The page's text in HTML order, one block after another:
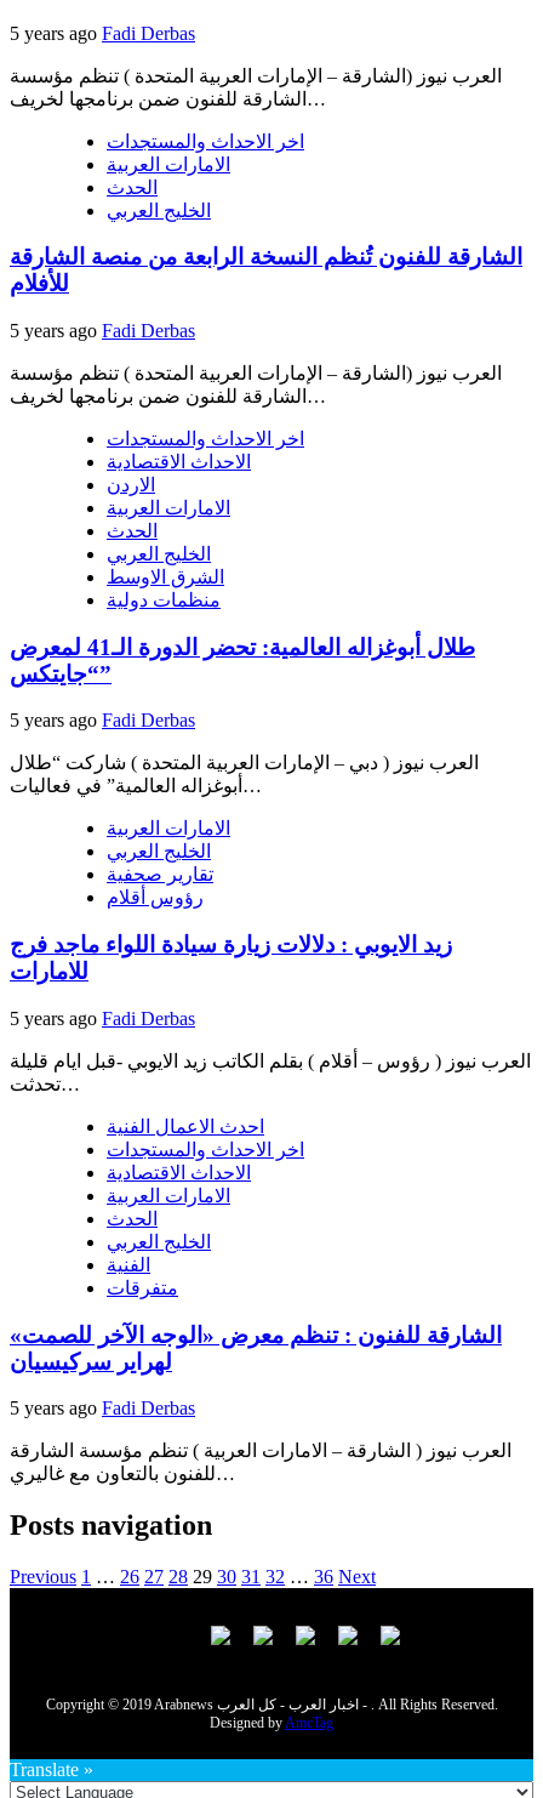
5 years ago Fadi Derbas
العرب نيوز (الشارقة – الإمارات العربية المتحدة ) تنظم مؤسسة
الشارقة للفنون ضمن برنامجها لخريف…
اخر الاحداث والمستجدات
الامارات العربية
الحدث
الخليج العربي
الشارقة للفنون تُنظم النسخة الرابعة من منصة الشارقة
للأفلام
5 years ago Fadi Derbas
العرب نيوز (الشارقة – الإمارات العربية المتحدة ) تنظم مؤسسة
الشارقة للفنون ضمن برنامجها لخريف…
اخر الاحداث والمستجدات
الاحداث الاقتصادية
الاردن
الامارات العربية
الحدث
الخليج العربي
الشرق الاوسط
منظمات دولية
طلال أبوغزاله العالمية: تحضر الدورة الـ41 لمعرض
“جايتكس”
5 years ago Fadi Derbas
العرب نيوز ( دبي – الإمارات العربية المتحدة ) شاركت “طلال
أبوغزاله العالمية” في فعاليات…
الامارات العربية
الخليج العربي
تقارير صحفية
رؤوس أقلام
زيد الايوبي : دلالات زيارة سيادة اللواء ماجد فرج
للامارات
5 years ago Fadi Derbas
العرب نيوز ( رؤوس – أقلام ) بقلم الكاتب زيد الايوبي -قبل ايام قليلة
تحدثت…
احدث الاعمال الفنية
اخر الاحداث والمستجدات
الاحداث الاقتصادية
الامارات العربية
الحدث
الخليج العربي
الفنية
متفرقات
الشارقة للفنون : تنظم معرض «الوجه الآخر للصمت»
لهراير سركيسيان
5 years ago Fadi Derbas
العرب نيوز ( الشارقة – الامارات العربية ) تنظم مؤسسة الشارقة
للفنون بالتعاون مع غاليري…
Posts navigation
Previous 1 … 26 27 28 29 30 31 32 … 36 Next
Copyright © 2019 Arabnews اخبار العرب - كل العرب - . All Rights Reserved.
Designed byAmcTag
Translate »